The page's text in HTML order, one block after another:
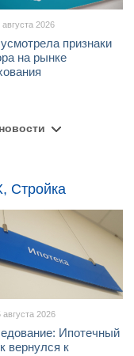
августа 2026
признаки
на рынке
Стройка
августа 2026
Ипотечный
вернулся к